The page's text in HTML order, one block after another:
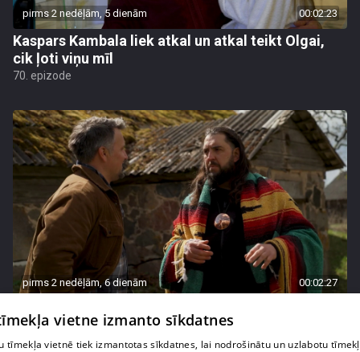
pirms 2 nedēļām, 5 dienām 00:02:23
Kaspars Kambala liek atkal un atkal teikt Olgai,
cik ļoti viņu mīl
70. epizode
pirms 2 nedēļām, 6 dienām 00:02:27
71. epizodevietne izmanto sīkdatnes
tīmekļa vietnē tiek izmantotas sīkdatnes, lai nodrošinātu un uzlabotu